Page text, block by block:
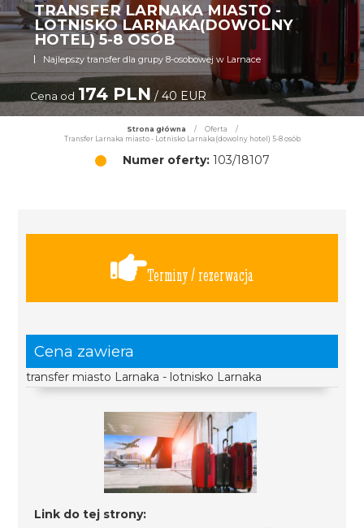
TRANSFER LARNAKA MIASTO -
LOTNISKO LARNAKA(DOWOLNY
HOTEL) 5-8 OSÓB
Najlepszy transfer dla grupy 8-osobowej w Larnace
Cena od 174 PLN / 40 EUR
Strona główna / Oferta
/
Transfer Larnaka miasto - Lotnisko Larnaka(dowolny hotel) 5-8 osób
Numer oferty:103/18107
Terminy / rezerwacja
Cena zawiera
transfer miasto Larnaka - lotnisko Larnaka
Link do tej strony: